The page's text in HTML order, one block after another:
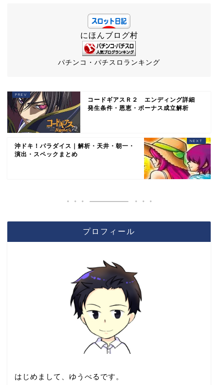
にほんブログ村
パチンコ・パチスロランキング
コードギアスＲ２ エンディング詳細
発生条件・恩恵・ボーナス成立解析
沖ドキ！パラダイス｜解析・天井・朝一・
演出・スペックまとめ
プロフィール
はじめまして、ゆうべるです。